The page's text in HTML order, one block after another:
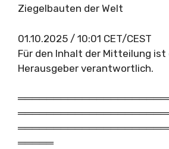
Ziegelbauten der Welt
01.10.2025 / 10:01 CET/CEST
Für den Inhalt der Mitteilung
Herausgeber verantwortlich.
═════